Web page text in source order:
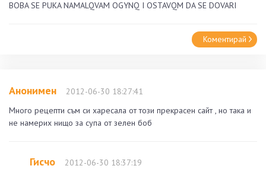
BOBA SE PUKA NAMALQVAM OGYNQ I OSTAVQM DA SE DOVARI
Коментирай
Анонимен
2012-06-30 18:27:41
Много рецепти съм си харесала от този прекрасен сайт , но така и
не намерих нищо за супа от зелен боб
Гисчо
2012-06-30 18:37:19